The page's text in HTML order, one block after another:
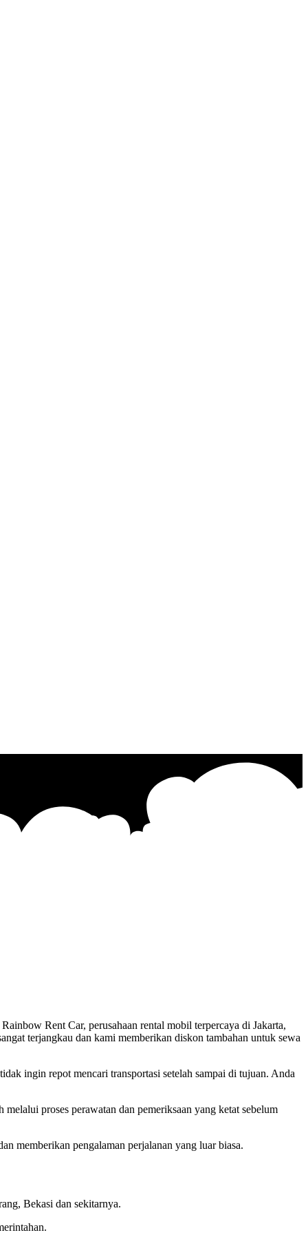
Rent Car, perusahaan rental mobil terpercaya di Jakarta,
terjangkau dan kami memberikan diskon tambahan untuk sewa
ingin repot mencari transportasi setelah sampai di tujuan. Anda
proses perawatan dan pemeriksaan yang ketat sebelum
memberikan pengalaman perjalanan yang luar biasa.
Bekasi dan sekitarnya.